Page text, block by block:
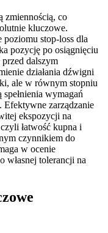
zmiennością, co
kluczowe.
poziomu stop-loss dla
pozycję po osiągnięciu
przed dalszym
działania dźwigni
ale w równym stopniu
wymagań
Efektywne zarządzanie
ekspozycji na
łatwość kupna i
czynnikiem do
w ocenie
własnej tolerancji na